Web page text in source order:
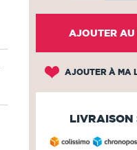
AJOUTER AU
AJOUTER À MA
LIVRAISON